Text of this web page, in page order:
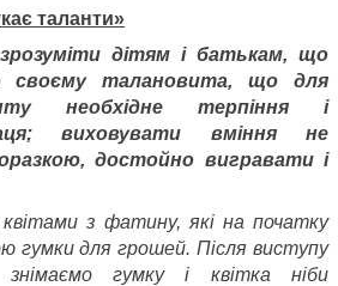
таланти»
дітям і батькам, що
своєму талановита, що для
необхідне терпіння і
виховувати вміння не
достойно вигравати і
з фатину, які на початку
гумки для грошей. Після виступу
гумку і квітка ніби